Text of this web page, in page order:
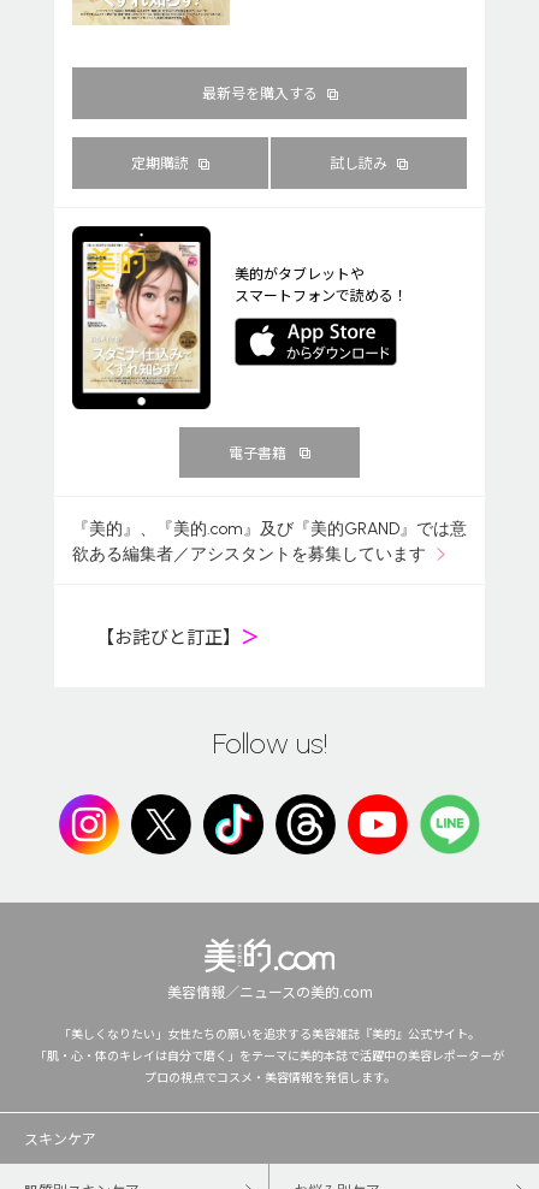
最新号を購入する
定期購読 試し読み
美的がタブレットや
スマートフォンで読める！
電子書籍
『美的』、『美的.com』及び『美的GRAND』では意
欲ある編集者／アシスタントを募集しています
【お詫びと訂正】 ＞
Follow us!
美容情報／ニュースの美的.com
「美しくなりたい」女性たちの願いを追求する美容雑誌『美的』公式サイト。
「肌・心・体のキレイは自分で磨く」をテーマに美的本誌で活躍中の美容レポーターが
プロの視点でコスメ・美容情報を発信します。
スキンケア